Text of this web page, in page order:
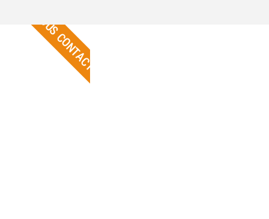
NOUS CONTACTER